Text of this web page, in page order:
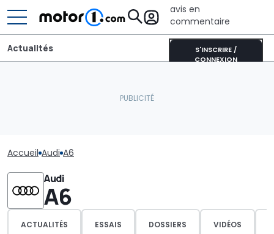
avis en
commentaire
S'INSCRIRE /
CONNEXION
Actualités
Accueil Audi A6
Audi
A6
ACTUALITÉS ESSAIS DOSSIERS VIDÉOS